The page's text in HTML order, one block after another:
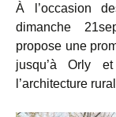
À l’occasion
dimanche
propose une
jusqu’à Orly
l’architecture